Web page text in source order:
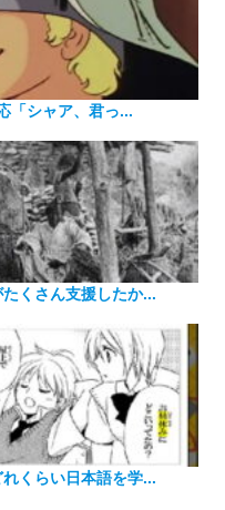
「シャア、君っ...
くさん支援したか...
くらい日本語を学...